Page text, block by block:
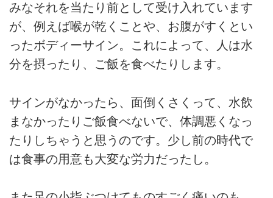
みなそれを当たり前として受け入れています
が、例えば喉が乾くことや、お腹がすくとい
ったボディーサイン。これによって、人は水
分を摂ったり、ご飯を食べたりします。
サインがなかったら、面倒くさくって、水飲
まなかったりご飯食べないで、体調悪くなっ
たりしちゃうと思うのです。少し前の時代で
は食事の用意も大変な労力だったし。